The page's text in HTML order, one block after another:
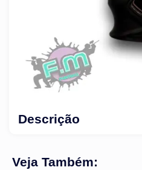
Descrição
Veja Também: